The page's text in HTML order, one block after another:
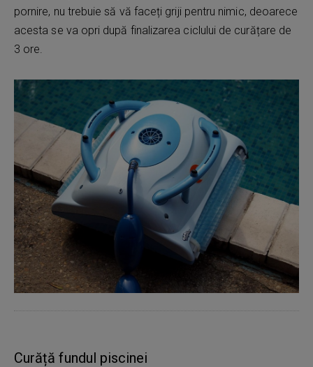
pornire, nu trebuie să vă faceți griji pentru nimic, deoarece
acesta se va opri după finalizarea ciclului de curățare de
3 ore.
Curăță fundul piscinei